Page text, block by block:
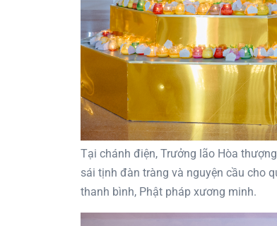
Tại chánh điện, Trưởng lão Hòa
sái tịnh đàn tràng và nguyện cầu cho
thanh bình, Phật pháp xương minh.